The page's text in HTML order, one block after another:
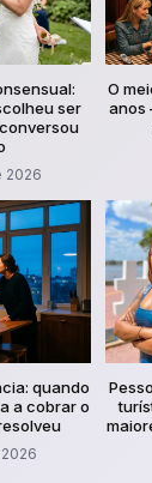
ser
2026
O
anos
quando
a cobrar o